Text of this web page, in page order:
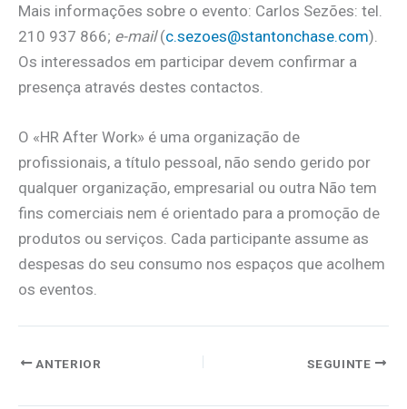
Mais informações sobre o evento: Carlos Sezões: tel.
210 937 866; e-mail(c.sezoes@stantonchase.com).
Os interessados em participar devem confirmar a
presença através destes contactos.
O «HR After Work» é uma organização de
profissionais, a título pessoal, não sendo gerido por
qualquer organização, empresarial ou outra Não tem
fins comerciais nem é orientado para a promoção de
produtos ou serviços. Cada participante assume as
despesas do seu consumo nos espaços que acolhem
os eventos.
ANTERIOR SEGUINTE